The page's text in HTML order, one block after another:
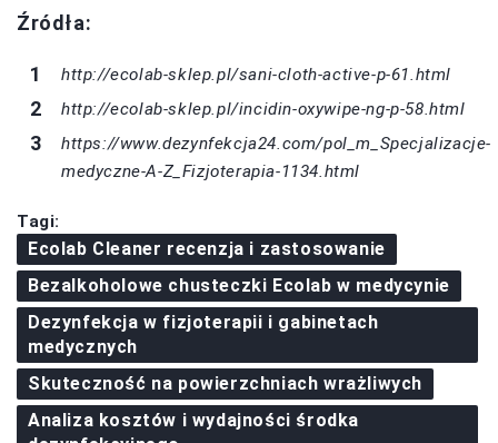
Źródła:
http://ecolab-sklep.pl/sani-cloth-active-p-61.html
http://ecolab-sklep.pl/incidin-oxywipe-ng-p-58.html
https://www.dezynfekcja24.com/pol_m_Specjalizacje-
medyczne-A-Z_Fizjoterapia-1134.html
Tagi:
Ecolab Cleaner recenzja i zastosowanie
Bezalkoholowe chusteczki Ecolab w medycynie
Dezynfekcja w fizjoterapii i gabinetach
medycznych
Skuteczność na powierzchniach wrażliwych
Analiza kosztów i wydajności środka